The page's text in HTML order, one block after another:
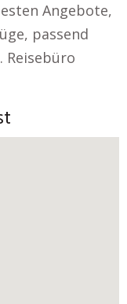
Angebote,
passend
Reisebüro